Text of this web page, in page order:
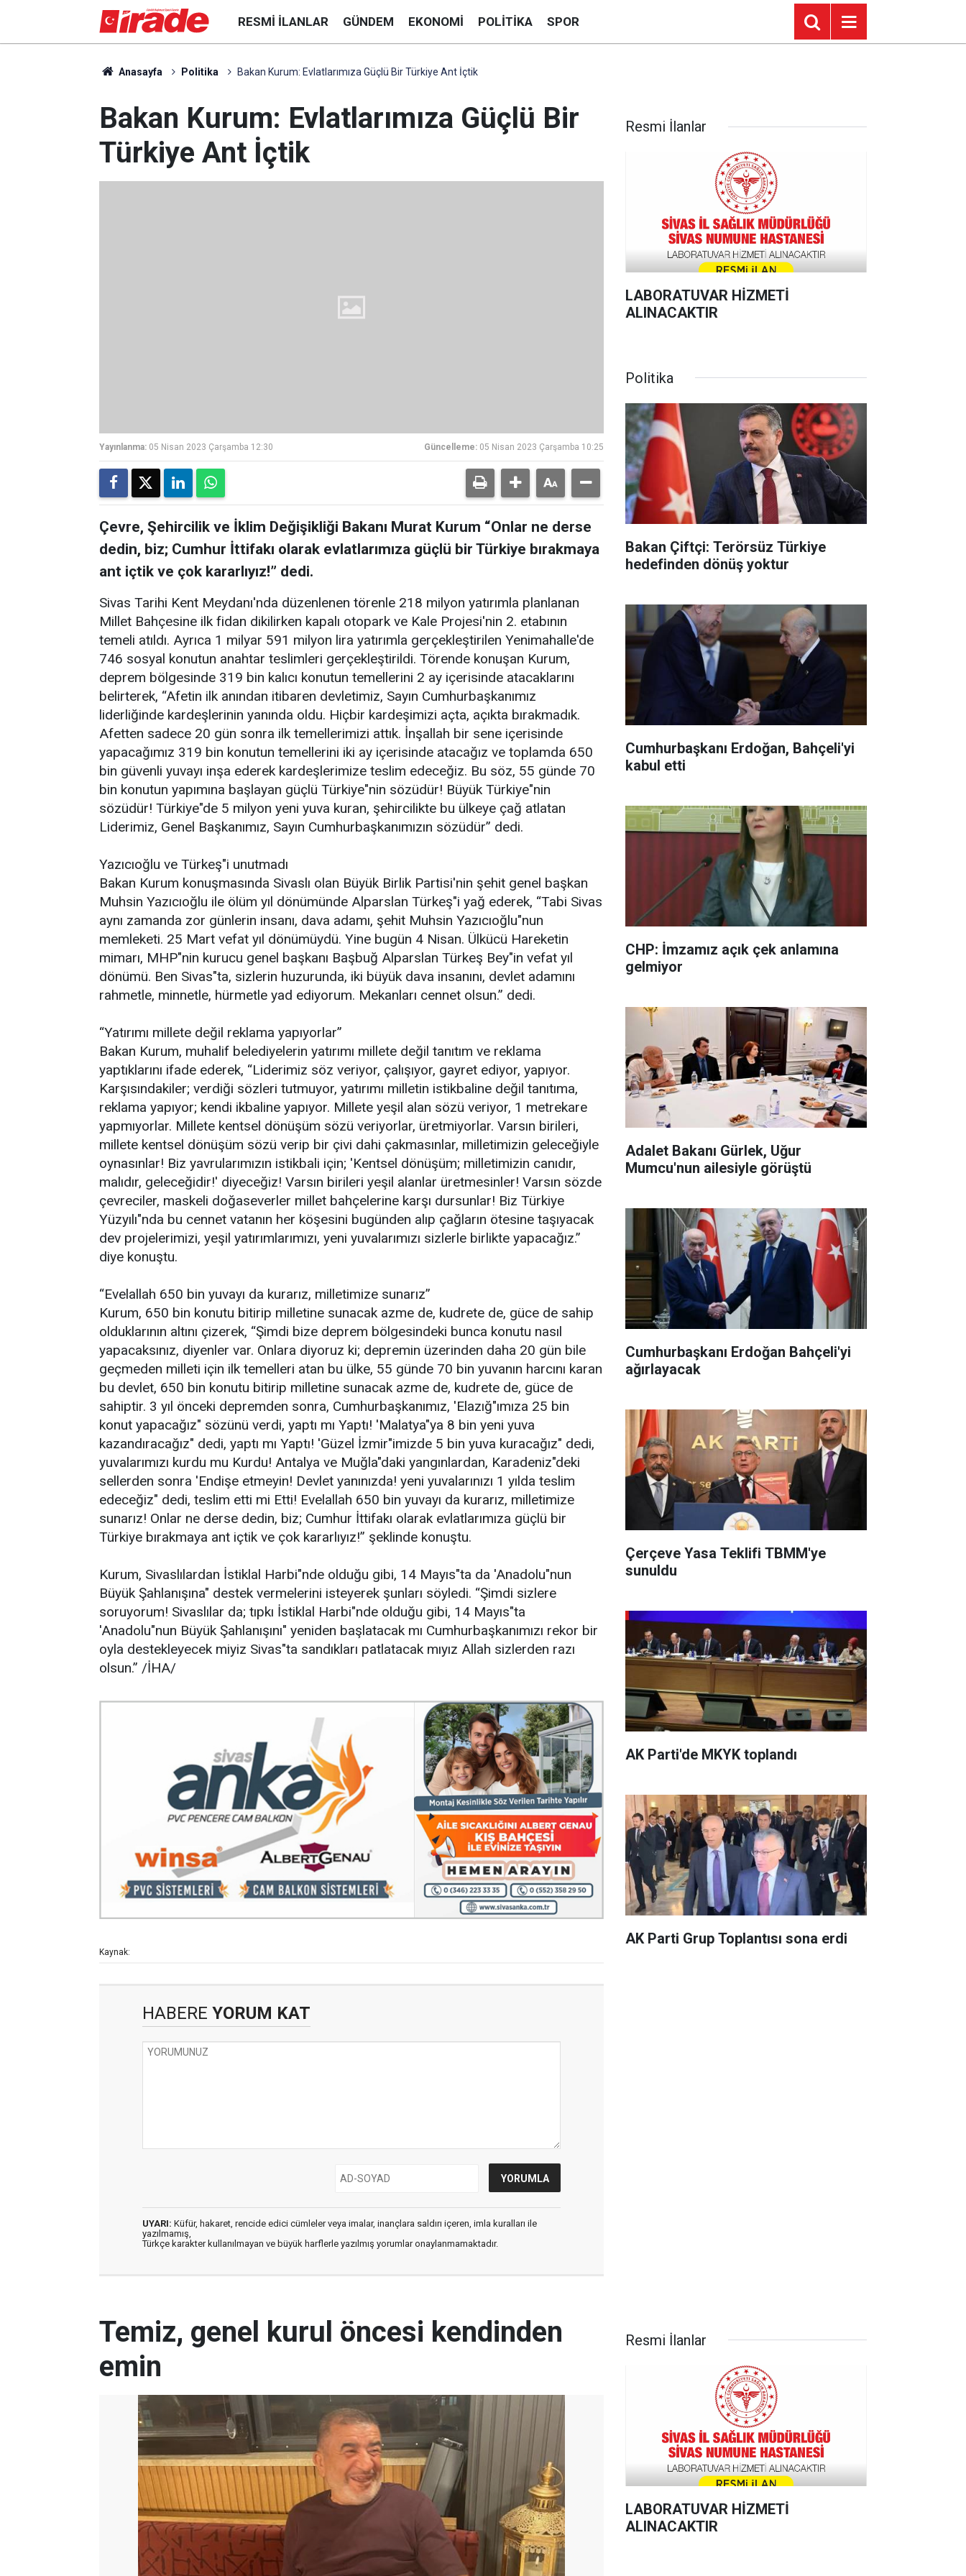
RESMI İLANLAR GÜNDEM EKONOMI POLITIKA SPOR
Anasayfa Politika Bakan Kurum: Evlatlarımıza Güçlü Bir Türkiye Ant İçtik
Bakan Kurum: Evlatlarımıza Güçlü Bir
Türkiye Ant İçtik
Yayınlanma: 05 Nisan 2023 Çarşamba 12:30 Güncelleme: 05 Nisan 2023 Çarşamba 10:25
Çevre, Şehircilik ve İklim Değişikliği Bakanı Murat Kurum “Onlar ne derse
dedin, biz; Cumhur İttifakı olarak evlatlarımıza güçlü bir Türkiye bırakmaya
ant içtik ve çok kararlıyız!” dedi.
Sivas Tarihi Kent Meydanı'nda düzenlenen törenle 218 milyon yatırımla planlanan
Millet Bahçesine ilk fidan dikilirken kapalı otopark ve Kale Projesi'nin 2. etabının
temeli atıldı. Ayrıca 1 milyar 591 milyon lira yatırımla gerçekleştirilen Yenimahalle'de
746 sosyal konutun anahtar teslimleri gerçekleştirildi. Törende konuşan Kurum,
deprem bölgesinde 319 bin kalıcı konutun temellerini 2 ay içerisinde atacaklarını
belirterek, “Afetin ilk anından itibaren devletimiz, Sayın Cumhurbaşkanımız
liderliğinde kardeşlerinin yanında oldu. Hiçbir kardeşimizi açta, açıkta bırakmadık.
Afetten sadece 20 gün sonra ilk temellerimizi attık. İnşallah bir sene içerisinde
yapacağımız 319 bin konutun temellerini iki ay içerisinde atacağız ve toplamda 650
bin güvenli yuvayı inşa ederek kardeşlerimize teslim edeceğiz. Bu söz, 55 günde 70
bin konutun yapımına başlayan güçlü Türkiye"nin sözüdür! Büyük Türkiye"nin
sözüdür! Türkiye"de 5 milyon yeni yuva kuran, şehircilikte bu ülkeye çağ atlatan
Liderimiz, Genel Başkanımız, Sayın Cumhurbaşkanımızın sözüdür” dedi.
Yazıcıoğlu ve Türkeş"i unutmadı
Bakan Kurum konuşmasında Sivaslı olan Büyük Birlik Partisi'nin şehit genel başkan
Muhsin Yazıcıoğlu ile ölüm yıl dönümünde Alparslan Türkeş"i yağ ederek, “Tabi Sivas
aynı zamanda zor günlerin insanı, dava adamı, şehit Muhsin Yazıcıoğlu"nun
memleketi. 25 Mart vefat yıl dönümüydü. Yine bugün 4 Nisan. Ülkücü Hareketin
mimarı, MHP"nin kurucu genel başkanı Başbuğ Alparslan Türkeş Bey"in vefat yıl
dönümü. Ben Sivas"ta, sizlerin huzurunda, iki büyük dava insanını, devlet adamını
rahmetle, minnetle, hürmetle yad ediyorum. Mekanları cennet olsun.” dedi.
“Yatırımı millete değil reklama yapıyorlar”
Bakan Kurum, muhalif belediyelerin yatırımı millete değil tanıtım ve reklama
yaptıklarını ifade ederek, “Liderimiz söz veriyor, çalışıyor, gayret ediyor, yapıyor.
Karşısındakiler; verdiği sözleri tutmuyor, yatırımı milletin istikbaline değil tanıtıma,
reklama yapıyor; kendi ikbaline yapıyor. Millete yeşil alan sözü veriyor, 1 metrekare
yapmıyorlar. Millete kentsel dönüşüm sözü veriyorlar, üretmiyorlar. Varsın birileri,
millete kentsel dönüşüm sözü verip bir çivi dahi çakmasınlar, milletimizin geleceğiyle
oynasınlar! Biz yavrularımızın istikbali için; 'Kentsel dönüşüm; milletimizin canıdır,
malıdır, geleceğidir!' diyeceğiz! Varsın birileri yeşil alanlar üretmesinler! Varsın sözde
çevreciler, maskeli doğaseverler millet bahçelerine karşı dursunlar! Biz Türkiye
Yüzyılı"nda bu cennet vatanın her köşesini bugünden alıp çağların ötesine taşıyacak
dev projelerimizi, yeşil yatırımlarımızı, yeni yuvalarımızı sizlerle birlikte yapacağız.”
diye konuştu.
“Evelallah 650 bin yuvayı da kurarız, milletimize sunarız”
Kurum, 650 bin konutu bitirip milletine sunacak azme de, kudrete de, güce de sahip
olduklarının altını çizerek, “Şimdi bize deprem bölgesindeki bunca konutu nasıl
yapacaksınız, diyenler var. Onlara diyoruz ki; depremin üzerinden daha 20 gün bile
geçmeden milleti için ilk temelleri atan bu ülke, 55 günde 70 bin yuvanın harcını karan
bu devlet, 650 bin konutu bitirip milletine sunacak azme de, kudrete de, güce de
sahiptir. 3 yıl önceki depremden sonra, Cumhurbaşkanımız, 'Elazığ"ımıza 25 bin
konut yapacağız" sözünü verdi, yaptı mı Yaptı! 'Malatya"ya 8 bin yeni yuva
kazandıracağız" dedi, yaptı mı Yaptı! 'Güzel İzmir"imizde 5 bin yuva kuracağız" dedi,
yuvalarımızı kurdu mu Kurdu! Antalya ve Muğla"daki yangınlardan, Karadeniz"deki
sellerden sonra 'Endişe etmeyin! Devlet yanınızda! yeni yuvalarınızı 1 yılda teslim
edeceğiz" dedi, teslim etti mi Etti! Evelallah 650 bin yuvayı da kurarız, milletimize
sunarız! Onlar ne derse dedin, biz; Cumhur İttifakı olarak evlatlarımıza güçlü bir
Türkiye bırakmaya ant içtik ve çok kararlıyız!” şeklinde konuştu.
Kurum, Sivaslılardan İstiklal Harbi"nde olduğu gibi, 14 Mayıs"ta da 'Anadolu"nun
Büyük Şahlanışına" destek vermelerini isteyerek şunları söyledi. “Şimdi sizlere
soruyorum! Sivaslılar da; tıpkı İstiklal Harbi"nde olduğu gibi, 14 Mayıs"ta
'Anadolu"nun Büyük Şahlanışını" yeniden başlatacak mı Cumhurbaşkanımızı rekor bir
oyla destekleyecek miyiz Sivas"ta sandıkları patlatacak mıyız Allah sizlerden razı
olsun.” /İHA/
Kaynak:
HABERE YORUM KAT
UYARI: Küfür, hakaret, rencide edici cümleler veya imalar, inançlara saldırı içeren, imla kuralları ile
yazılmamış,
Türkçe karakter kullanılmayan ve büyük harflerle yazılmış yorumlar onaylanmamaktadır.
Resmi İlanlar
LABORATUVAR HİZMETİ
ALINACAKTIR
Politika
Bakan Çiftçi: Terörsüz Türkiye
hedefinden dönüş yoktur
Cumhurbaşkanı Erdoğan, Bahçeli'yi
kabul etti
CHP: İmzamız açık çek anlamına
gelmiyor
Adalet Bakanı Gürlek, Uğur
Mumcu'nun ailesiyle görüştü
Cumhurbaşkanı Erdoğan Bahçeli'yi
ağırlayacak
Çerçeve Yasa Teklifi TBMM'ye
sunuldu
AK Parti'de MKYK toplandı
AK Parti Grup Toplantısı sona erdi
Temiz, genel kurul öncesi kendinden
emin
Resmi İlanlar
LABORATUVAR HİZMETİ
ALINACAKTIR